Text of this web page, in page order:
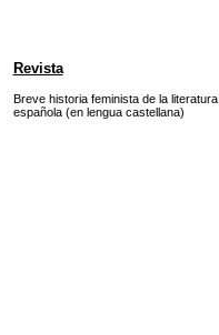
Revista
Breve historia feminista de la literatura
española (en lengua castellana)